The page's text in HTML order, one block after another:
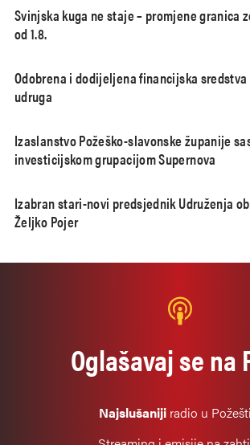
Svinjska kuga ne staje – promjene granica
od 1.8.
Odobrena i dodijeljena financijska sredstva
udruga
Izaslanstvo Požeško-slavonske županije
investicijskom grupacijom Supernova
Izabran stari-novi predsjednik Udruženja
Željko Pojer
Oglašavaj se na
Najslušanijiradio u